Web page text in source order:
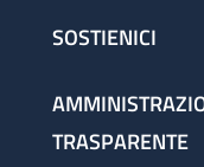
SOSTIENICI
TRASPARENTE